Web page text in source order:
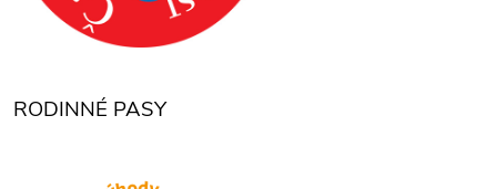
RODINNÉ PASY